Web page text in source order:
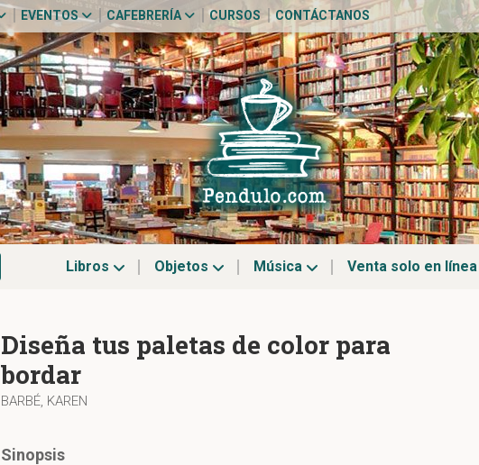
EVENTOS CAFEBRERÍA CURSOS CONTÁCTANOS
Libros Objetos Música Venta solo en línea
Diseña tus paletas de color para
bordar
BARBÉ, KAREN
Sinopsis